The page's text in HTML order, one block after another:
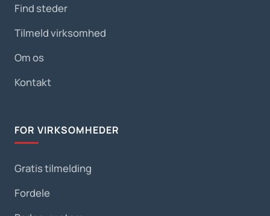
Find steder
Tilmeld virksomhed
Om os
Kontakt
FOR VIRKSOMHEDER
Gratis tilmelding
Fordele